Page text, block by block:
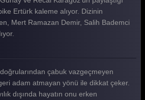
Ertürk kaleme alıyor. Dizinin
Mert Ramazan Demir, Salih Bademci
çabuk vazgeçmeyen
adam atmayan yönü ile dikkat çeker.
dışında hayatın onu erken